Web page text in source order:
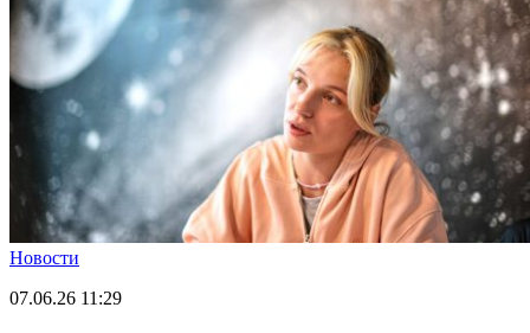
Новости
07.06.26 11:29